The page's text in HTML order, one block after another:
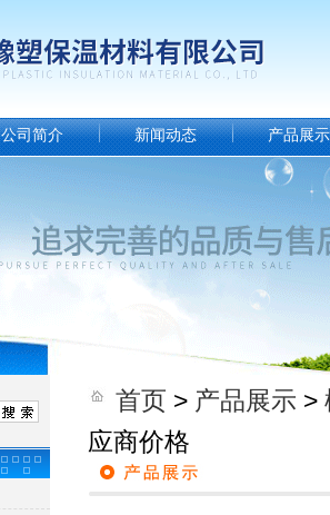
公司简介 新闻动态 产品展示
首页 > 产品展示 >
应商价格